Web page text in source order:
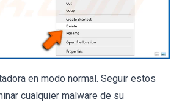
en modo normal. Seguir estos
cualquier malware de su